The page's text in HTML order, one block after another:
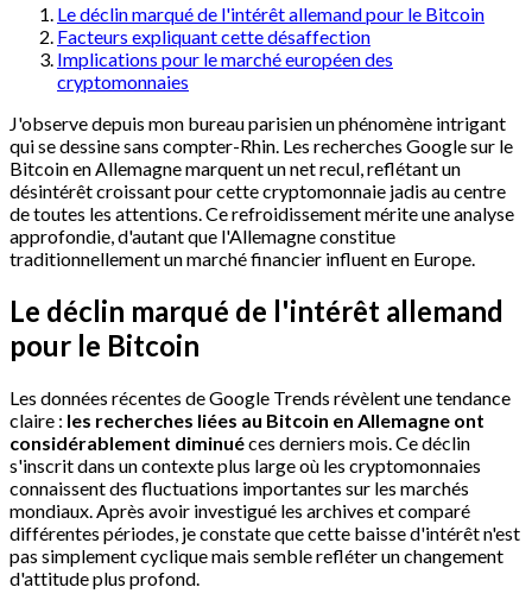
Le déclin marqué de l'intérêt allemand pour le Bitcoin
Facteurs expliquant cette désaffection
Implications pour le marché européen des
cryptomonnaies
J'observe depuis mon bureau parisien un phénomène intrigant
qui se dessine sans compter-Rhin. Les recherches Google sur le
Bitcoin en Allemagne marquent un net recul, reflétant un
désintérêt croissant pour cette cryptomonnaie jadis au centre
de toutes les attentions. Ce refroidissement mérite une analyse
approfondie, d'autant que l'Allemagne constitue
traditionnellement un marché financier influent en Europe.
Le déclin marqué de l'intérêt allemand
pour le Bitcoin
Les données récentes de Google Trends révèlent une tendance
claire : les recherches liées au Bitcoin en Allemagne ont
considérablement diminuéces derniers mois. Ce déclin
s'inscrit dans un contexte plus large où les cryptomonnaies
connaissent des fluctuations importantes sur les marchés
mondiaux. Après avoir investigué les archives et comparé
différentes périodes, je constate que cette baisse d'intérêt n'est
pas simplement cyclique mais semble refléter un changement
d'attitude plus profond.